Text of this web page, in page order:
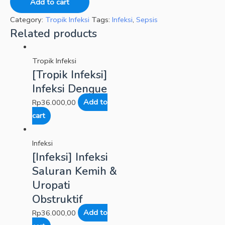
Category: Tropik Infeksi Tags: Infeksi, Sepsis
Related products
Tropik Infeksi
[Tropik Infeksi]
Infeksi Dengue
Rp36.000,00
Add to
cart
Infeksi
[Infeksi] Infeksi
Saluran Kemih &
Uropati
Obstruktif
Rp36.000,00
Add to